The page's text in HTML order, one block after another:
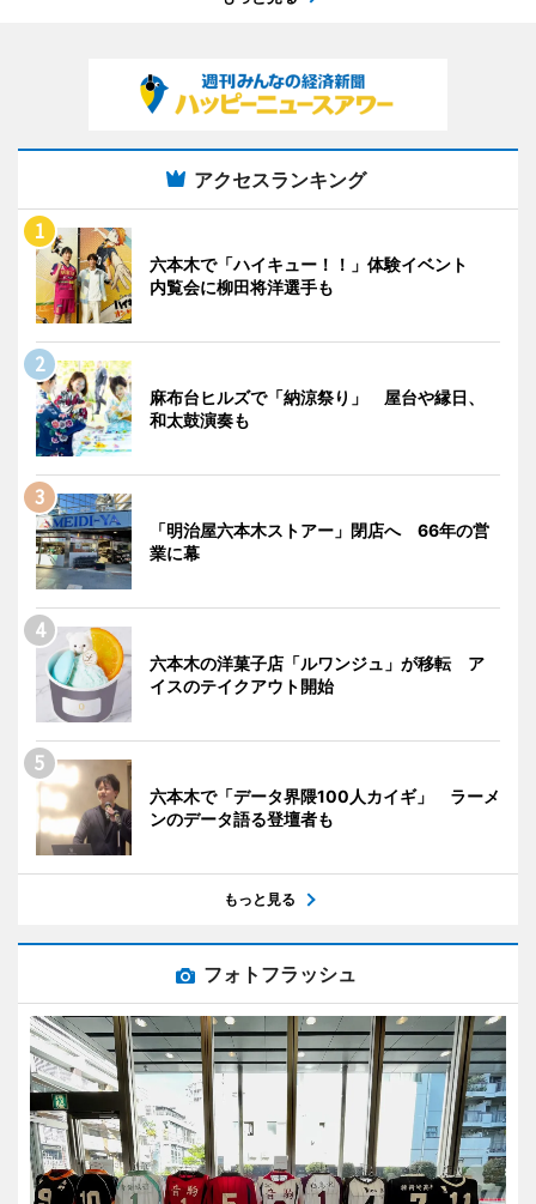
アクセスランキング
六本木で「ハイキュー！！」体験イベント
内覧会に柳田将洋選手も
麻布台ヒルズで「納涼祭り」 屋台や縁日、
和太鼓演奏も
「明治屋六本木ストアー」閉店へ 66年の営
業に幕
六本木の洋菓子店「ルワンジュ」が移転 ア
イスのテイクアウト開始
六本木で「データ界隈100人カイギ」 ラーメ
ンのデータ語る登壇者も
もっと見る
フォトフラッシュ